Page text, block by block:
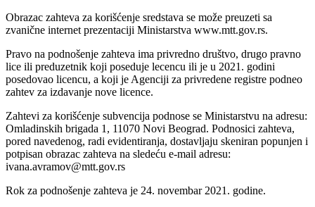
Obrazac zahteva za korišćenje sredstava se može preuzeti sa
zvanične internet prezentaciji Ministarstva www.mtt.gov.rs.
Pravo na podnošenje zahteva ima privredno društvo, drugo pravno
lice ili preduzetnik koji poseduje lecencu ili je u 2021. godini
posedovao licencu, a koji je Agenciji za privredene registre podneo
zahtev za izdavanje nove licence.
Zahtevi za korišćenje subvencija podnose se Ministarstvu na adresu:
Omladinskih brigada 1, 11070 Novi Beograd. Podnosici zahteva,
pored navedenog, radi evidentiranja, dostavljaju skeniran popunjen i
potpisan obrazac zahteva na sledeću e-mail adresu:
ivana.avramov@mtt.gov.rs
Rok za podnošenje zahteva je 24. novembar 2021. godine.